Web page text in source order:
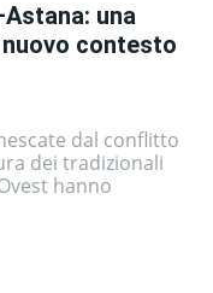
una
contesto
dal conflitto
dei tradizionali
hanno